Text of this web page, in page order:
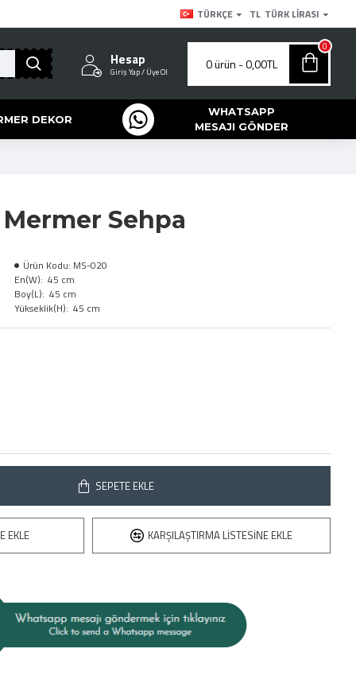
TÜRKÇE TL TÜRK LIRASI
Hesap
Giriş Yap / Üye Ol 0 ürün - 0,00TL
0
DEKOR
WHATSAPP
MESAJI GÖNDER
Sehpa
Ürün Kodu: MS-020
En(W): 45 cm
Boy(L): 45 cm
Yükseklik(H): 45 cm
SEPETE EKLE
EKLE KARŞILAŞTIRMA LISTESINE EKLE